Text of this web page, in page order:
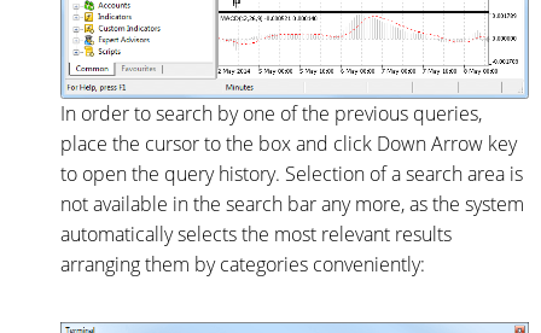
In order to search by one of the previous queries,
place the cursor to the box and click Down Arrow key
to open the query history. Selection of a search area is
not available in the search bar any more, as the system
automatically selects the most relevant results
arranging them by categories conveniently: